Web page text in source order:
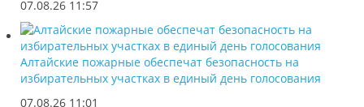
07.08.26 11:57
Алтайские пожарные обеспечат безопасность на
избирательных участках в единый день голосования
07.08.26 11:01